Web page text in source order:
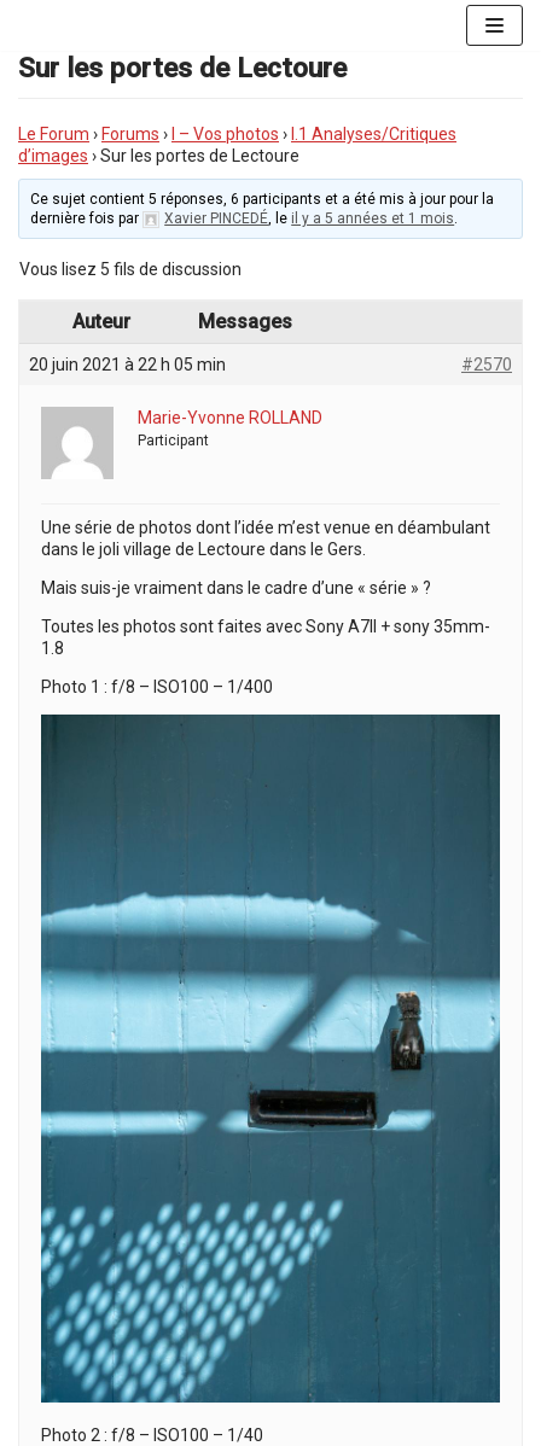
au
contenu
Sur les portes de Lectoure
Le Forum › Forums › I – Vos photos ›
I.1 Analyses/Critiques
d’images ›Sur les portes de Lectoure
Ce sujet contient 5 réponses, 6 participants et a été mis à jour pour la
dernière fois par
Xavier PINCEDÉ, le il y a 5 années et 1 mois.
Vous lisez 5 fils de discussion
Auteur Messages
20 juin 2021 à 22 h 05 min #2570
Marie-Yvonne ROLLAND
Participant
Une série de photos dont l’idée m’est venue en déambulant
dans le joli village de Lectoure dans le Gers.
Mais suis-je vraiment dans le cadre d’une « série » ?
Toutes les photos sont faites avec Sony A7II + sony 35mm-
1.8
Photo 1 : f/8 – ISO100 – 1/400
Photo 2 : f/8 – ISO100 – 1/40